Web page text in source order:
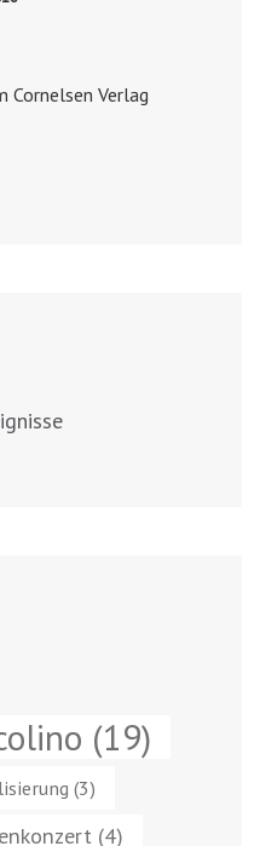
Cornelsen Verlag
(19)
(3)
(4)